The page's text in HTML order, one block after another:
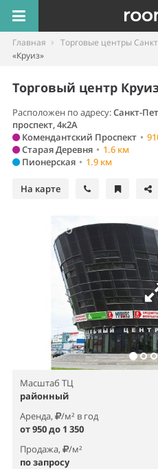
Главная Торговые центры
«Круиз»
Торговый центр
Расположен по адресу:Санкт-
проспект, 4к2А
Комендантский Проспект •
Старая Деревня • 1.6 км
Пионерская • 1.9 км
На карте
Масштаб ТЦ
районный
Аренда,
/м² в год
от 950 до 1 350
Продажа,
/м²
по запросу